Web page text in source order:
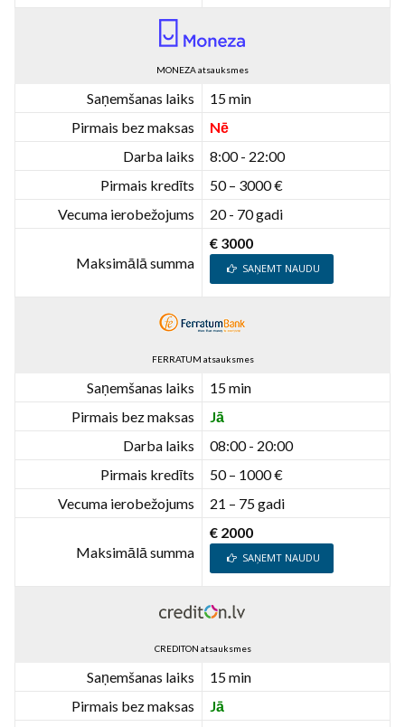
MONEZA atsauksmes
Saņemšanas laiks
15 min
Pirmais bez maksas
Nē
Darba laiks
8:00 - 22:00
Pirmais kredīts
50 – 3000 €
Vecuma ierobežojums
20 - 70 gadi
Maksimālā summa
€ 3000
SAŅEMT NAUDU
FERRATUM atsauksmes
Saņemšanas laiks
15 min
Pirmais bez maksas
Jā
Darba laiks
08:00 - 20:00
Pirmais kredīts
50 – 1000 €
Vecuma ierobežojums
21 – 75 gadi
Maksimālā summa
€ 2000
SAŅEMT NAUDU
CREDITON atsauksmes
Saņemšanas laiks
15 min
Pirmais bez maksas
Jā